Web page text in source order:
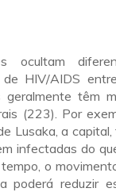
ocultam
de HIV/AIDS
têm
(223). Por
Lusaka, a capital,
infectadas do
o
poderá reduzir